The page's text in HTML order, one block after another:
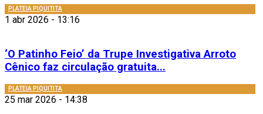
PLATEIA PIQUITITA
1 abr 2026 - 13:16
‘O Patinho Feio’ da Trupe Investigativa Arroto
Cênico faz circulação gratuita...
PLATEIA PIQUITITA
25 mar 2026 - 14:38